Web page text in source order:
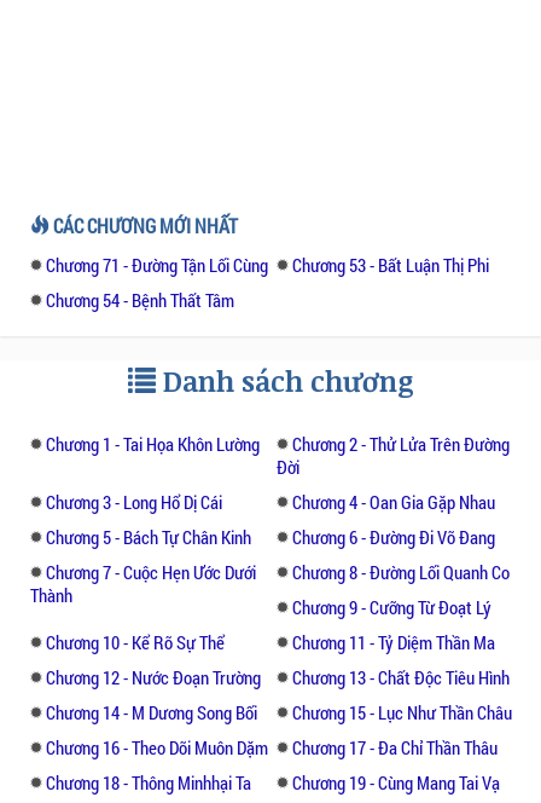
CÁC CHƯƠNG MỚI NHẤT
Chương 71 - Đường Tận Lối Cùng
Chương 53 - Bất Luận Thị Phi
Chương 54 - Bệnh Thất Tâm
Danh sách chương
Chương 1 - Tai Họa Khôn Lường
Chương 2 - Thử Lửa Trên Đường
Đời
Chương 3 - Long Hổ Dị Cái
Chương 4 - Oan Gia Gặp Nhau
Chương 5 - Bách Tự Chân Kinh
Chương 6 - Đường Đi Võ Đang
Chương 7 - Cuộc Hẹn Ước Dưới
Thành
Chương 8 - Đường Lối Quanh Co
Chương 9 - Cưỡng Từ Đoạt Lý
Chương 10 - Kể Rõ Sự Thể
Chương 11 - Tỷ Diệm Thần Ma
Chương 12 - Nước Đoạn Trường
Chương 13 - Chất Độc Tiêu Hình
Chương 14 - M Dương Song Bối
Chương 15 - Lục Như Thần Châu
Chương 16 - Theo Dõi Muôn Dặm
Chương 17 - Đa Chỉ Thần Thâu
Chương 18 - Thông Minhhại Ta
Chương 19 - Cùng Mang Tai Vạ